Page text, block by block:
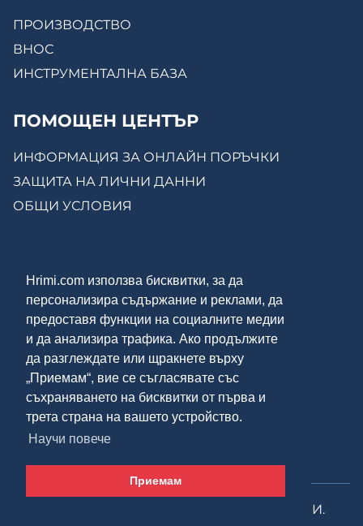
Hrimi.com използва бисквитки, за да
персонализира съдържание и реклами, да
предоставя функции на социалните медии
и да анализира трафика. Ако продължите
да разглеждате или щракнете върху
„Приемам“, вие се съгласявате със
съхраняването на бисквитки от първа и
трета страна на вашето устройство.
Научи повече
Приемам
ПРОИЗВОДСТВО
ВНОС
ИНСТРУМЕНТАЛНА БАЗА
ПОМОЩЕН ЦЕНТЪР
ИНФОРМАЦИЯ ЗА ОНЛАЙН ПОРЪЧКИ
ЗАЩИТА НА ЛИЧНИ ДАННИ
ОБЩИ УСЛОВИЯ
ЗА НАС
МОСТРЕНА ЗАЛА
ОНЛАЙН МАГАЗИН
ДОСТАВКА И ПЛАЩАНЕ
НАЧИНИ НА ПЛАЩАНЕ
РЕКЛАМАЦИИ
HRIMI.COM 2024. ВСИЧКИ ПРАВА ЗАПАЗЕНИ.